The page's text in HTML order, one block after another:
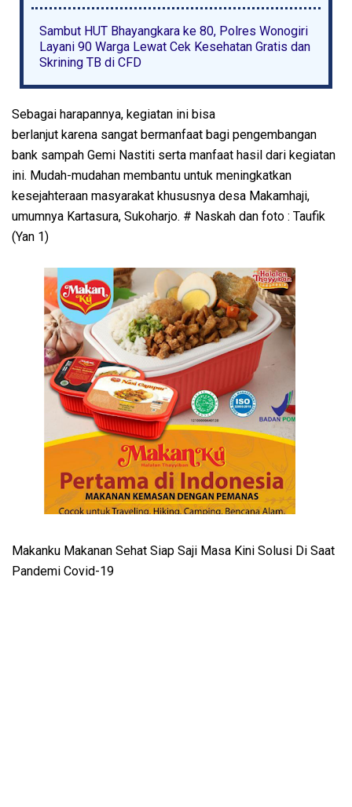
Sambut HUT Bhayangkara ke 80, Polres Wonogiri
Layani 90 Warga Lewat Cek Kesehatan Gratis dan
Skrining TB di CFD
Sebagai harapannya, kegiatan ini bisa
berlanjut karena sangat bermanfaat bagi pengembangan
bank sampah Gemi Nastiti serta manfaat hasil dari kegiatan
ini. Mudah-mudahan membantu untuk meningkatkan
kesejahteraan masyarakat khususnya desa Makamhaji,
umumnya Kartasura, Sukoharjo. # Naskah dan foto : Taufik
(Yan 1)
Makanku Makanan Sehat Siap Saji Masa Kini Solusi Di Saat
Pandemi Covid-19